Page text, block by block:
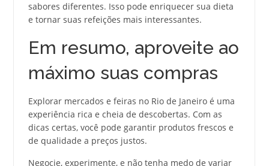
sabores diferentes. Isso pode enriquecer sua dieta
e tornar suas refeições mais interessantes.
Em resumo, aproveite ao
máximo suas compras
Explorar mercados e feiras no Rio de Janeiro é uma
experiência rica e cheia de descobertas. Com as
dicas certas, você pode garantir produtos frescos e
de qualidade a preços justos.
Negocie, experimente, e não tenha medo de variar